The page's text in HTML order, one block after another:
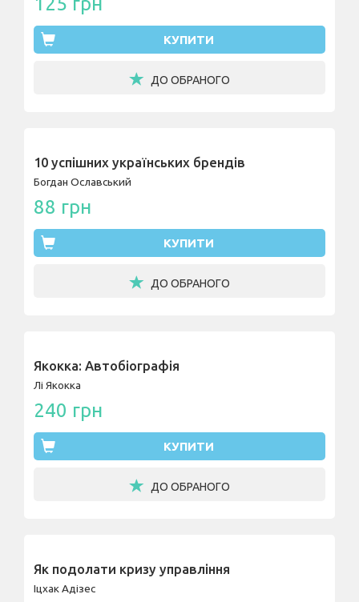
КУПИТИ
ДО ОБРАНОГО
10 успішних українських брендів
Богдан Ославський
88 грн
КУПИТИ
ДО ОБРАНОГО
Якокка: Автобіографія
Лі Якокка
240 грн
КУПИТИ
ДО ОБРАНОГО
Як подолати кризу управління
Іцхак Адізес